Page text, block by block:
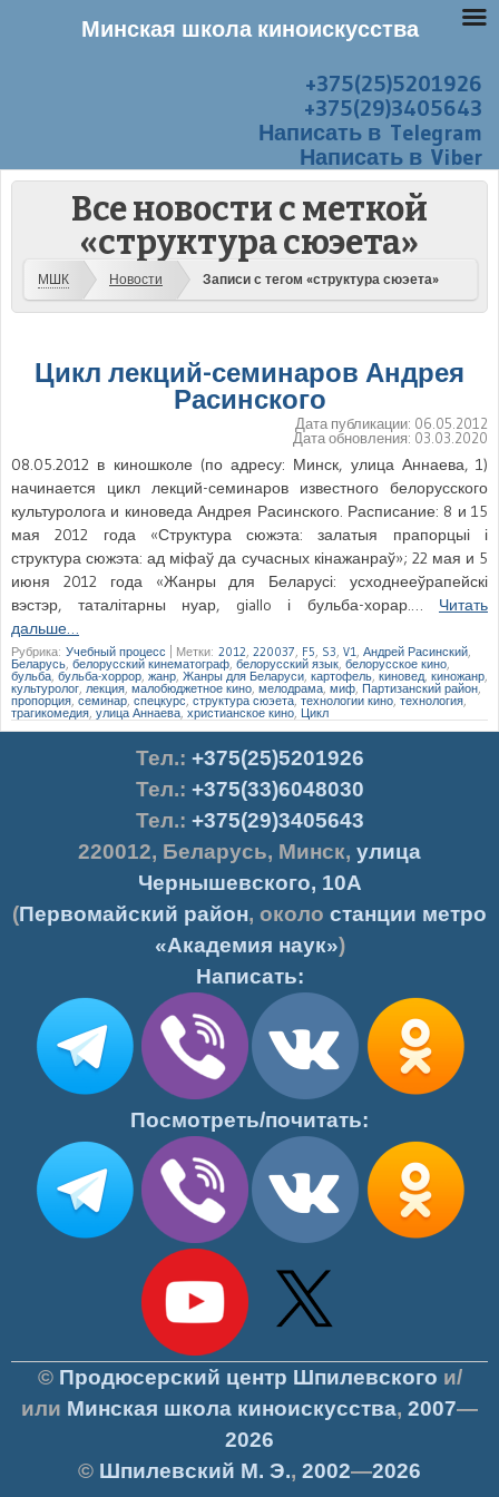
+375(25)5201926
+375(29)3405643
Написать в Telegram
Написать в Viber
Все новости с меткой
«структура сюэета»
МШК Новости Записи с тегом «структура сюэета»
Цикл лекций-семинаров Андрея
Расинского
Дата публикации: 06.05.2012
Дата обновления: 03.03.2020
08.05.2012 в киношколе (по адресу: Минск, улица Аннаева, 1)
начинается цикл лекций-семинаров известного белорусского
культуролога и киноведа Андрея Расинского. Расписание: 8 и 15
мая 2012 года «Структура сюжэта: залатыя прапорцыі і
структура сюжэта: ад міфаў да сучасных кінажанраў»; 22 мая и 5
июня 2012 года «Жанры для Беларусі: усходнееўрапейскі
вэстэр, таталітарны нуар, gіallo і бульба-хорар.… Читать
дальше…
Рубрика: Учебный процесс Метки: 2012 220037 F5 S3 V1 Андрей Расинский
Беларусь белорусский кинематограф белорусский язык белорусское кино
бульба бульба-хоррор жанр Жанры для Беларуси картофель, киновед киножанр
культуролог лекция малобюджетное кино мелодрама, миф Партизанский район,
пропорция семинар спецкурс структура сюэета, технологии кино технология
трагикомедия улица Аннаева ,христианское кино, Цикл
Тел.: +375(25)5201926
Тел.: +375(33)6048030
Тел.: +375(29)3405643
220012, Беларусь, Минск, улица
Чернышевского, 10А
(Первомайский район, около станции метро
«Академия наук»)
Написать:
Посмотреть/почитать:
© Продюсерский центр Шпилевского и/
или Минская школа киноискусства, 2007—
2026
© Шпилевский М. Э., 2002—2026
Минская школа киноискусства